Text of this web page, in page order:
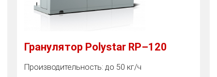
Гранулятор Polystar RP–120
Производительность: до 50 кг/ч